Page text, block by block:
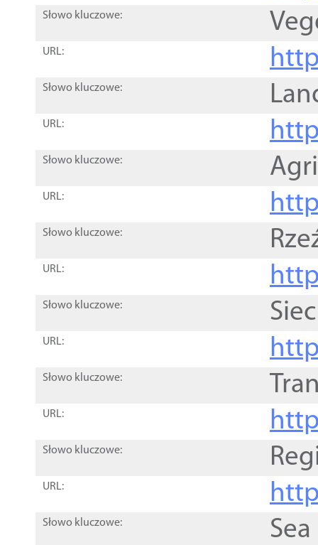
Słowo kluczowe:
URL:
Słowo kluczowe:
URL:
Słowo kluczowe:
URL:
Słowo kluczowe:
URL:
Słowo kluczowe:
URL:
Słowo kluczowe:
URL:
Słowo kluczowe:
URL:
Słowo kluczowe: